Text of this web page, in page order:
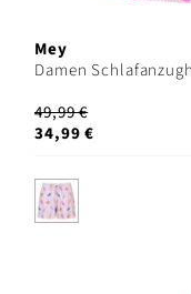
Mey
Damen
49,99 €
34,99 €